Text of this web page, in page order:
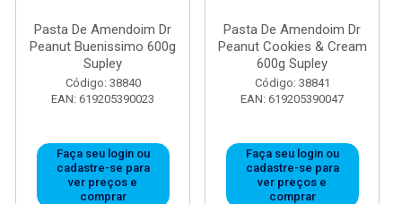
Pasta De Amendoim Dr
Peanut Buenissimo 600g
Supley
Código: 38840
EAN: 619205390023
Faça seu login ou
cadastre-se para
ver preços e
comprar
Pasta De Amendoim Dr
Peanut Cookies & Cream
600g Supley
Código: 38841
EAN: 619205390047
Faça seu login ou
cadastre-se para
ver preços e
comprar